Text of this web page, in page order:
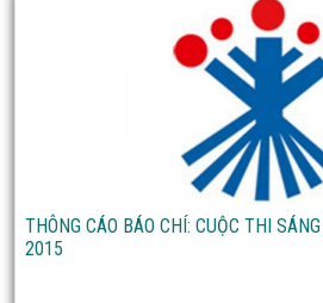
THÔNG CÁO BÁO CHÍ: CUỘC THI
2015